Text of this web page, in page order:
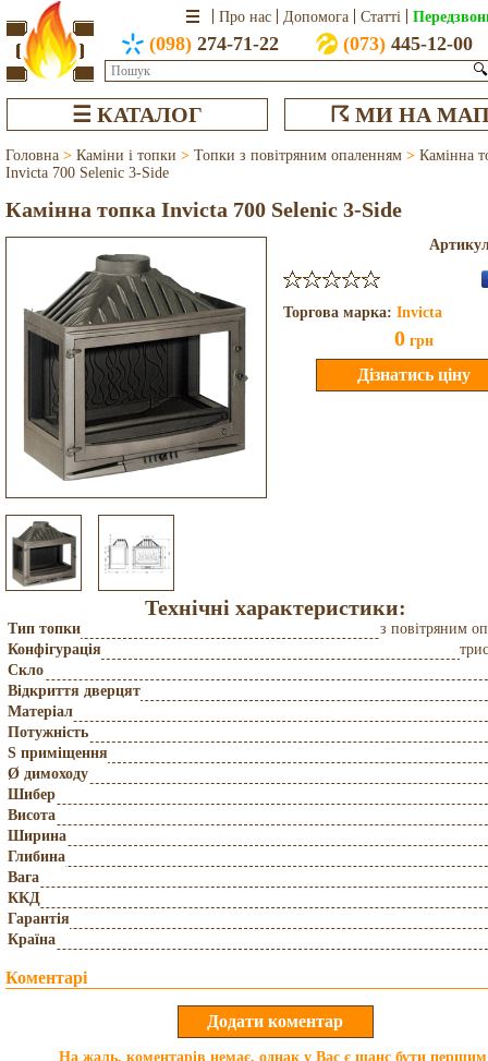
Про нас Допомога Статті
(098) 274-71-22 (073)445-12-00
🔍
☰ КАТАЛОГ ☈ МИ НА
Головна > Каміни і топки > Топки з повітряним опаленням > Камінна
Invicta 700 Selenic 3-Side
Камінна топка Invicta 700 Selenic 3-Side
Торгова марка: Invicta
0 грн
Технічні характеристики:
Тип топки
з повітряним
Конфігурація
Скло
Відкриття дверцят
Матеріал
Потужність
S приміщення
Ø димоходу
Шибер
Висота
Ширина
Глибина
Вага
ККД
Гарантія
Країна
Коментарі
На жаль, коментарів немає, однак у Вас є шанс бути